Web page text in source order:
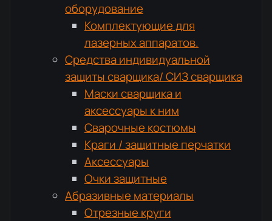
оборудование
Комплектующие для
лазерных аппаратов.
Средства индивидуальной
защиты сварщика/ СИЗ сварщика
Маски сварщика и
аксессуары к ним
Сварочные костюмы
Краги / защитные перчатки
Аксессуары
Очки защитные
Абразивные материалы
Отрезные круги